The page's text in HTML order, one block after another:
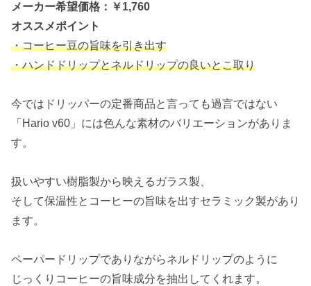
メーカー希望価格：￥1,760
オススメポイント
・コーヒー豆の旨味を引き出す
・ハンドドリップとネルドリップの良いとこ取り
今ではドリッパーの定番商品と言っても過言ではない
「Hario v60」には色んな素材のバリエーションがありま
す。
扱いやすい樹脂製から映えるガラス製、
そして保温性とコーヒーの旨味を出すセラミック製があり
ます。
ペーパードリップでありながらネルドリップのように
じっくりコーヒーの旨味成分を抽出してくれます。